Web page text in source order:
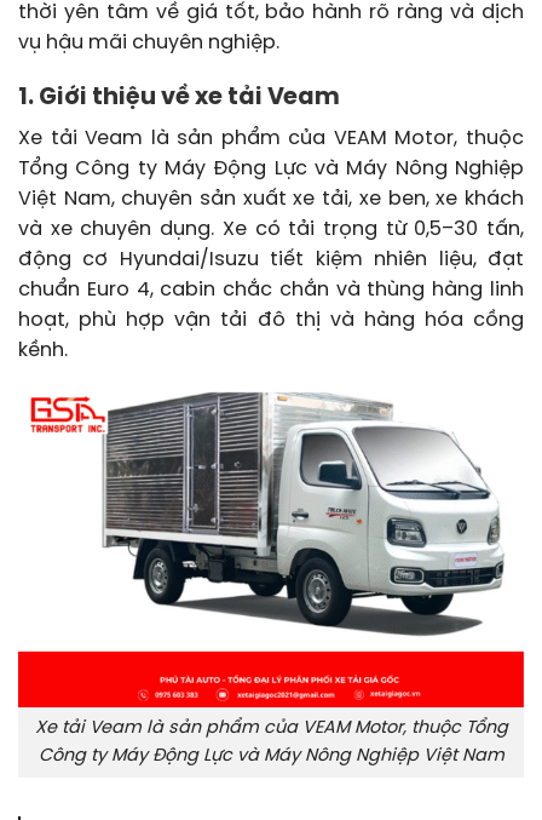
thời yên tâm về giá tốt, bảo hành rõ ràng và dịch
vụ hậu mãi chuyên nghiệp.
1. Giới thiệu về xe tải Veam
Xe tải Veam là sản phẩm của VEAM Motor, thuộc
Tổng Công ty Máy Động Lực và Máy Nông Nghiệp
Việt Nam, chuyên sản xuất xe tải, xe ben, xe khách
và xe chuyên dụng. Xe có tải trọng từ 0,5–30 tấn,
động cơ Hyundai/Isuzu tiết kiệm nhiên liệu, đạt
chuẩn Euro 4, cabin chắc chắn và thùng hàng linh
hoạt, phù hợp vận tải đô thị và hàng hóa cồng
kềnh.
Xe tải Veam là sản phẩm của VEAM Motor, thuộc Tổng
Công ty Máy Động Lực và Máy Nông Nghiệp Việt Nam